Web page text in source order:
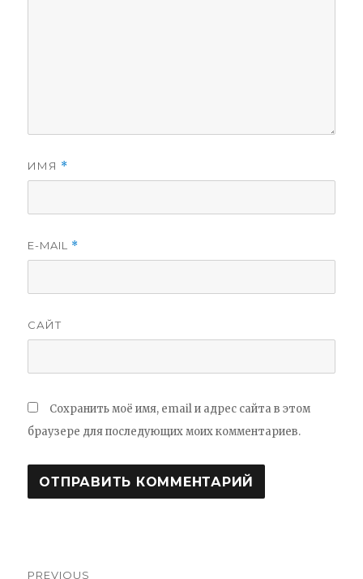
ИМЯ *
E-MAIL *
САЙТ
Сохранить моё имя, email и адрес сайта в этом
браузере для последующих моих комментариев.
PREVIOUS